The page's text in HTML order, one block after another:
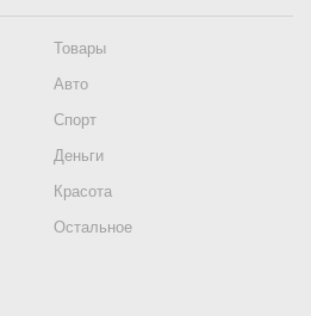
Товары
Авто
Спорт
Деньги
Красота
Остальное